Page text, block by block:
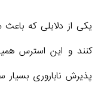
یکی از دلایلی که
کنند و این استرس
پذیرش ناباروری